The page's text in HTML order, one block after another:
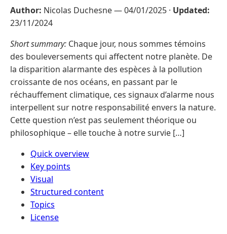
Author: Nicolas Duchesne —04/01/2025 · Updated:
23/11/2024
Short summary: Chaque jour, nous sommes témoins
des bouleversements qui affectent notre planète. De
la disparition alarmante des espèces à la pollution
croissante de nos océans, en passant par le
réchauffement climatique, ces signaux d’alarme nous
interpellent sur notre responsabilité envers la nature.
Cette question n’est pas seulement théorique ou
philosophique – elle touche à notre survie […]
Quick overview
Key points
Visual
Structured content
Topics
License